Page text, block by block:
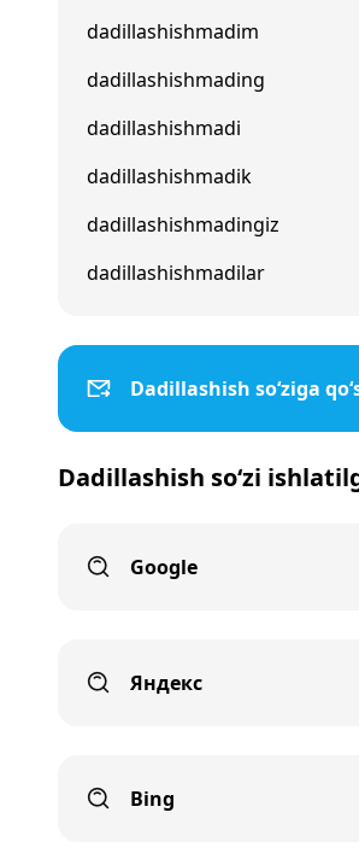
dadillashishmadim
dadillashishmading
dadillashishmadi
dadillashishmadik
dadillashishmadingiz
dadillashishmadilar
Dadillashish so‘ziga
Dadillashish so‘zi
Google
Яндекс
Bing